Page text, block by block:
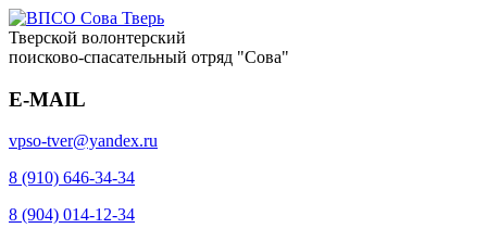
Тверской волонтерский
поисково-спасательный отряд "Сова"
E-MAIL
vpso-tver@yandex.ru
8 (910) 646-34-34
8 (904) 014-12-34